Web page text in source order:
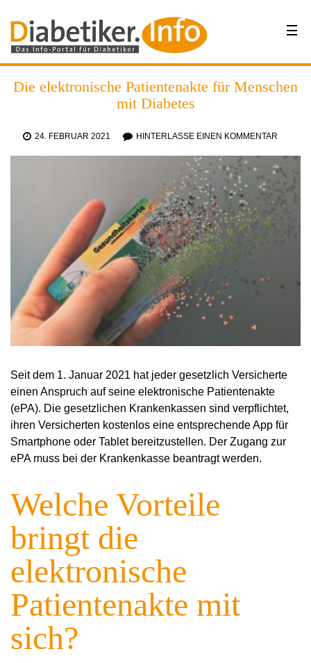
Die elektronische Patientenakte für Menschen
mit Diabetes
24. FEBRUAR 2021 HINTERLASSE EINEN KOMMENTAR
Seit dem 1. Januar 2021 hat jeder gesetzlich Versicherte
einen Anspruch auf seine elektronische Patientenakte
(ePA). Die gesetzlichen Krankenkassen sind verpflichtet,
ihren Versicherten kostenlos eine entsprechende App für
Smartphone oder Tablet bereitzustellen. Der Zugang zur
ePA muss bei der Krankenkasse beantragt werden.
Welche Vorteile
bringt die
elektronische
Patientenakte mit
sich?